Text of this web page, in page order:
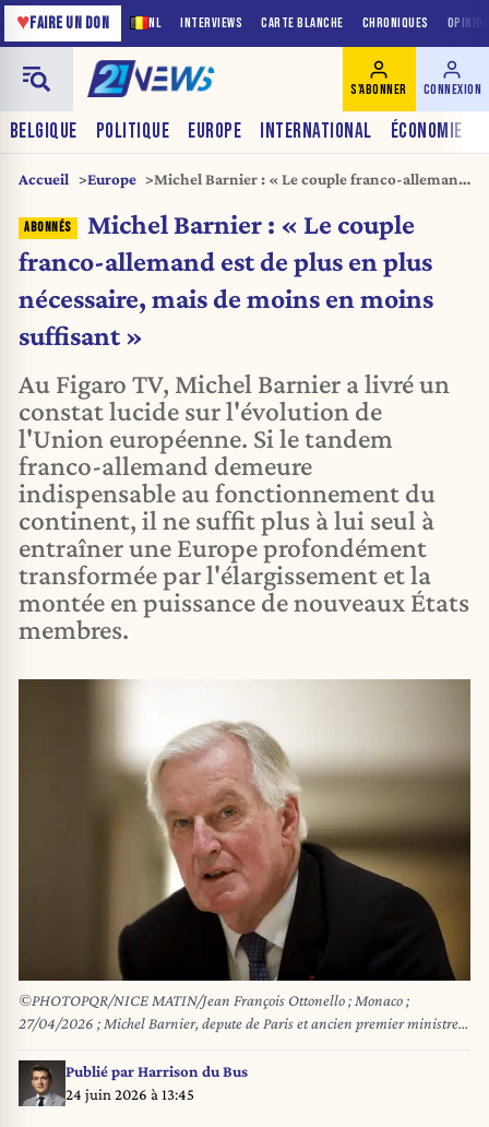
NL INTERVIEWS CARTE BLANCHE CHRONIQUES
♥FAIRE UN DON
BELGIQUE POLITIQUE EUROPE INTERNATIONAL ÉCONOMIE
S'ABONNER CONNEXION
Accueil Europe
Michel Barnier : « Le couple franco-allemand
en moins suffisant »
Michel Barnier : « Le couple
franco-allemand est de plus en plus
nécessaire, mais de moins en moins
suffisant »
Au Figaro TV, Michel Barnier a livré un
constat lucide sur l'évolution de
l'Union européenne. Si le tandem
franco-allemand demeure
indispensable au fonctionnement du
continent, il ne suffit plus à lui seul à
entraîner une Europe profondément
transformée par l'élargissement et la
montée en puissance de nouveaux États
membres.
©PHOTOPQR/NICE MATIN/Jean François Ottonello ; Monaco ;
27/04/2026 ; Michel Barnier, depute de Paris et ancien premier ministre
francais, aux conferences MMF - Monaco Mediterranée Foundation - sur le
theme Quel futur pour la France et l Union Europeenne
Publié parHarrison du Bus
24 juin 2026 à 13:45